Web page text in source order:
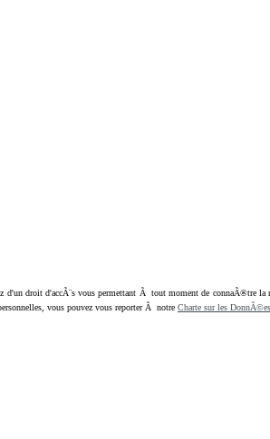
droit d'accÃ¨s vous permettant Ã tout moment de connaÃ®tre
vous pouvez vous reporter Ã notre Charte sur les